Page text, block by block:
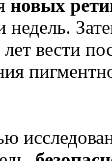
новых
недель.
лет вести